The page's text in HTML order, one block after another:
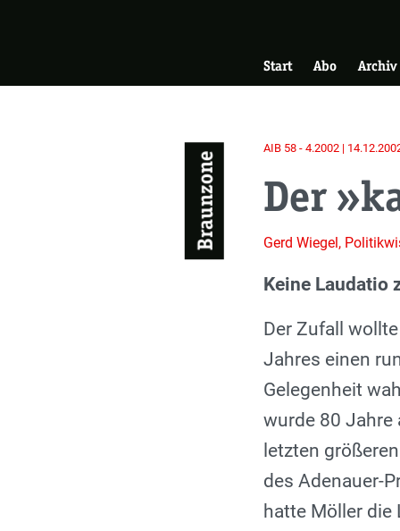
Start Abo Archiv
Braunzone
AIB 58 - 4.2002 |
Der
Gerd Wiegel,
Einleitung
Keine Laudatio
Der Zufall
Jahres einen
Gelegenheit
wurde 80 Jahre
letzten
des Adenauer-
hatte Möller die